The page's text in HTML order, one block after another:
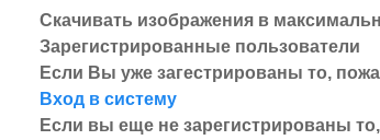
Скачивать изображения в
Зарегистрированные пользователи
Если Вы уже загестрированы то,
Вход в систему
Если вы еще не зарегистрированы